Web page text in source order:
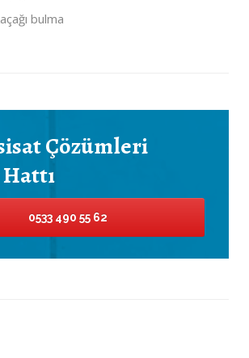
bulma
Çözümleri
0533 490 55 62